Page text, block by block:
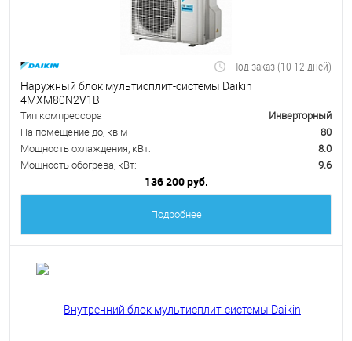
Под заказ (10-12 дней)
Наружный блок мультисплит-системы Daikin
4MXM80N2V1B
Тип компрессора
Инверторный
На помещение до, кв.м
80
Мощность охлаждения, кВт:
8.0
Мощность обогрева, кВт:
9.6
136 200 руб.
Подробнее